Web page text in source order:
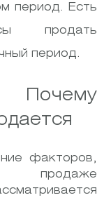
период. Есть
продать
период.
факторов,
продаже